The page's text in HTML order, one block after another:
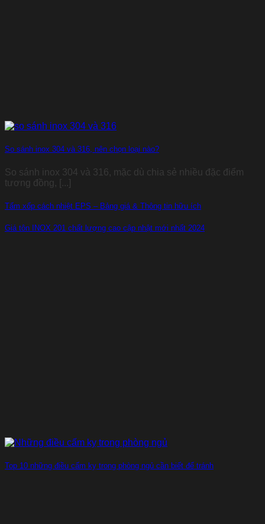
So sánh inox 304 và 316, nên chọn loại nào?
So sánh inox 304 và 316, mặc dù chia sẻ nhiều đặc điểm
tương đồng, [...]
Tấm xốp cách nhiệt EPS – Bảng giá & Thông tin hữu ích
Giá tôn INOX 201 chất lượng cao cập nhật mới nhất 2024
Top 10 những điều cấm kỵ trong phòng ngủ cần biết để tránh